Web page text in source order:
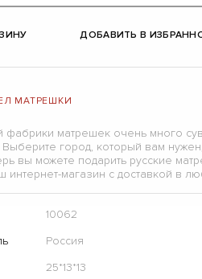
ДОБАВИТЬ В
МАТРЕШКИ
фабрики матрешек очень много
Выберите город, который вам
вы можете подарить русские
интернет-магазин с доставкой в
10062
Россия
25*13*13